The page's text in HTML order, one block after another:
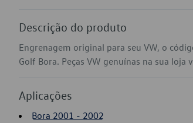
Descrição do produto
Engrenagem original para seu VW, o
Golf Bora. Peças VW genuínas na sua loja
Aplicações
Bora 2001 - 2002